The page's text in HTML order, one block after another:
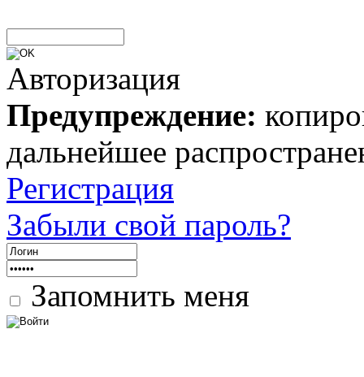
Авторизация
Предупреждение:
дальнейшее
Регистрация
Забыли свой пароль?
Запомнить меня